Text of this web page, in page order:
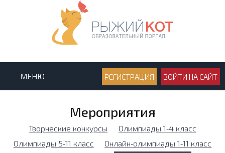
МЕНЮ РЕГИСТРАЦИЯ ВОЙТИ НА САЙТ
Мероприятия
Творческие конкурсы
Олимпиады 1‑4 класс
Олимпиады 5‑11 класс
Онлайн‑олимпиады 1‑11 класс